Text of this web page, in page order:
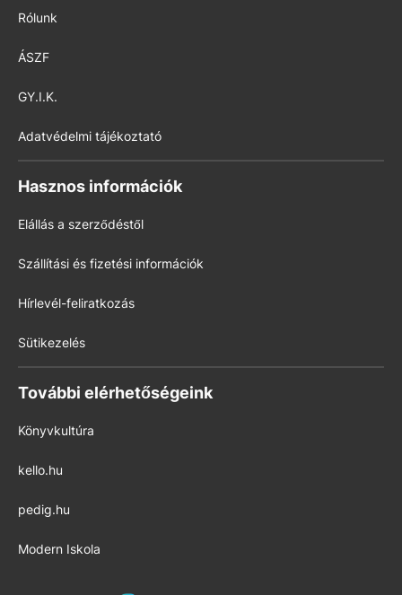
Rólunk
ÁSZF
GY.I.K.
Adatvédelmi tájékoztató
Hasznos információk
Elállás a szerződéstől
Szállítási és fizetési információk
Hírlevél-feliratkozás
Sütikezelés
További elérhetőségeink
Könyvkultúra
kello.hu
pedig.hu
Modern Iskola